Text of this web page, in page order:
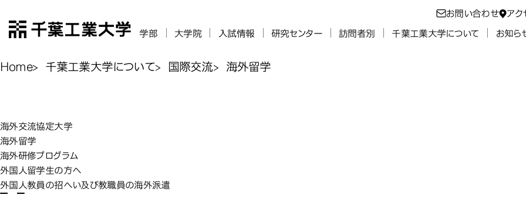
千葉工業大学
お問い合わせ アク
学部 大学院 入試情報 研究センター 訪問者別 千葉工業大学について お知ら
Home 千葉工業大学について 国際交流 海外留学
海外留学
海外交流協定大学
海外留学
海外研修プログラム
外国人留学生の方へ
外国人教員の招へい及び教職員の海外派遣